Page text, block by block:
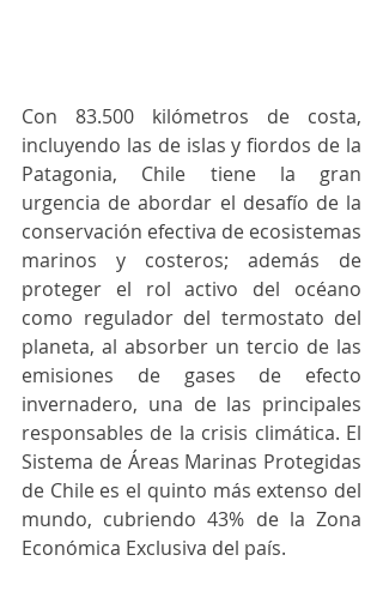
Con 83.500 kilómetros de costa,
incluyendo las de islas y fiordos de la
Patagonia, Chile tiene la gran
urgencia de abordar el desafío de la
conservación efectiva de ecosistemas
marinos y costeros; además de
proteger el rol activo del océano
como regulador del termostato del
planeta, al absorber un tercio de las
emisiones de gases de efecto
invernadero, una de las principales
responsables de la crisis climática. El
Sistema de Áreas Marinas Protegidas
de Chile es el quinto más extenso del
mundo, cubriendo 43% de la Zona
Económica Exclusiva del país.